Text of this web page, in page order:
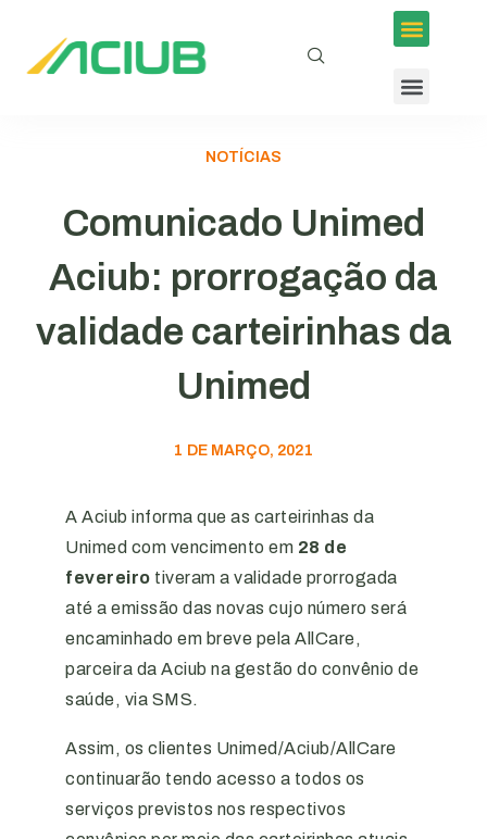
NOTÍCIAS
Comunicado Unimed
Aciub: prorrogação da
validade carteirinhas da
Unimed
1 DE MARÇO, 2021
A Aciub informa que as carteirinhas da
Unimed com vencimento em 28 de
fevereiro tiveram a validade prorrogada
até a emissão das novas cujo número será
encaminhado em breve pela AllCare,
parceira da Aciub na gestão do convênio de
saúde, via SMS.
Assim, os clientes Unimed/Aciub/AllCare
continuarão tendo acesso a todos os
serviços previstos nos respectivos